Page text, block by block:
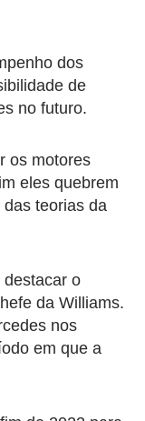
dos
de
no futuro.
os motores
eles quebrem
teorias da
destacar o
da Williams.
nos
em que a